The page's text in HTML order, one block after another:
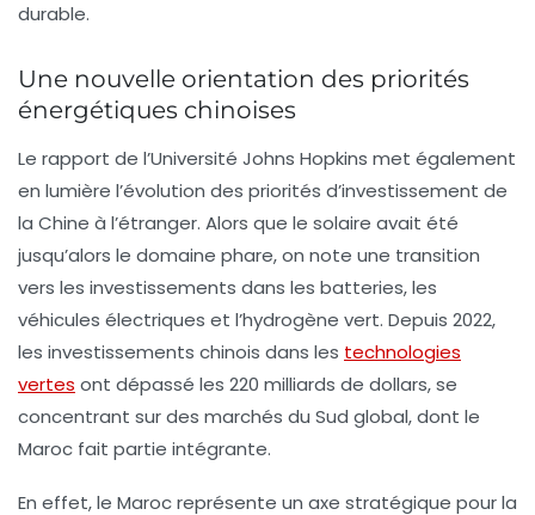
durable.
Une nouvelle orientation des priorités
énergétiques chinoises
Le rapport de l’Université Johns Hopkins met également
en lumière l’évolution des priorités d’investissement de
la Chine à l’étranger. Alors que le solaire avait été
jusqu’alors le domaine phare, on note une transition
vers les investissements dans les batteries, les
véhicules électriques et l’hydrogène vert. Depuis 2022,
les investissements chinois dans les technologies
vertes ont dépassé les 220 milliards de dollars, se
concentrant sur des marchés du Sud global, dont le
Maroc fait partie intégrante.
En effet, le Maroc représente un axe stratégique pour la